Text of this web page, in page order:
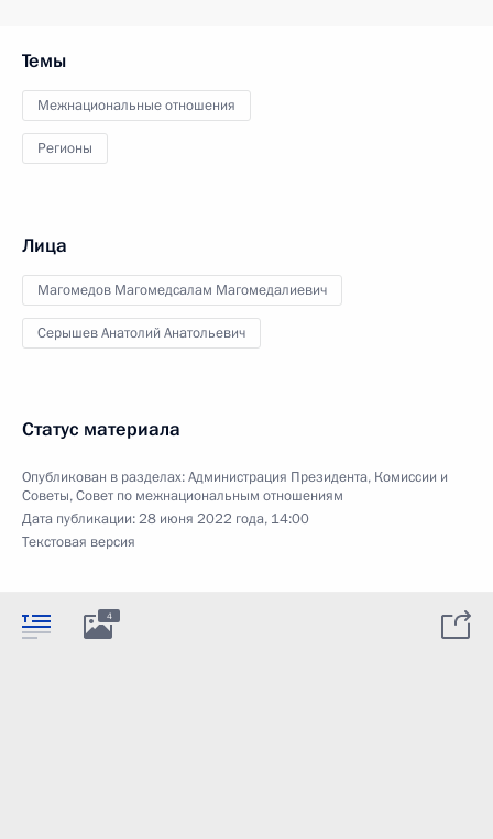
Темы
Межнациональные отношения
Регионы
Лица
Магомедов Магомедсалам Магомедалиевич
Серышев Анатолий Анатольевич
Статус материала
Опубликован в разделах:Администрация Президента, Комиссии и
Советы,Совет по межнациональным отношениям
Дата публикации:28 июня 2022 года, 14:00
Текстовая версия
4